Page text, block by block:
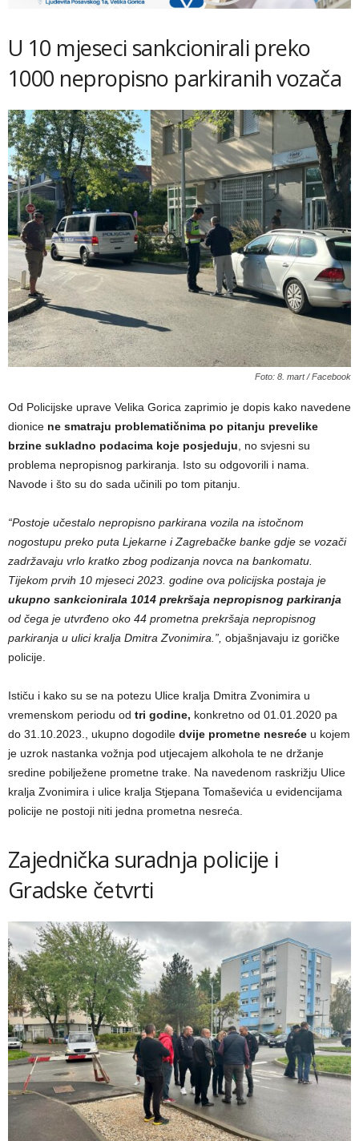
U 10 mjeseci sankcionirali preko
1000 nepropisno parkiranih vozača
Foto: 8. mart / Facebook
Od Policijske uprave Velika Gorica zaprimio je dopis kako navedene
dionice ne smatraju problematičnima po pitanju prevelike
brzine sukladno podacima koje posjeduju, no svjesni su
problema nepropisnog parkiranja. Isto su odgovorili i nama.
Navode i što su do sada učinili po tom pitanju.
“Postoje učestalo nepropisno parkirana vozila na istočnom
nogostupu preko puta Ljekarne i Zagrebačke banke gdje se vozači
zadržavaju vrlo kratko zbog podizanja novca na bankomatu.
Tijekom prvih 10 mjeseci 2023. godine ova policijska postaja je
ukupno sankcionirala 1014 prekršaja nepropisnog parkiranja
od čega je utvrđeno oko 44 prometna prekršaja nepropisnog
parkiranja u ulici kralja Dmitra Zvonimira.”, objašnjavaju iz goričke
policije.
Ističu i kako su se na potezu Ulice kralja Dmitra Zvonimira u
vremenskom periodu od tri godine, konkretno od 01.01.2020 pa
do 31.10.2023., ukupno dogodile dvije prometne nesreće u kojem
je uzrok nastanka vožnja pod utjecajem alkohola te ne držanje
sredine pobilježene prometne trake. Na navedenom raskrižju Ulice
kralja Zvonimira i ulice kralja Stjepana Tomaševića u evidencijama
policije ne postoji niti jedna prometna nesreća.
Zajednička suradnja policije i
Gradske četvrti